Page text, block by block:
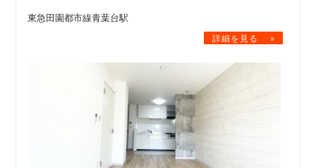
東急田園都市線青葉台駅